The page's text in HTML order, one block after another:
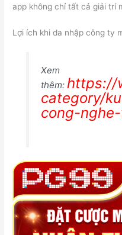
app không chỉ tất cả giải trí
Lợi ích khi da nhập công ty
Xem
thêm: https://
category/
cong-